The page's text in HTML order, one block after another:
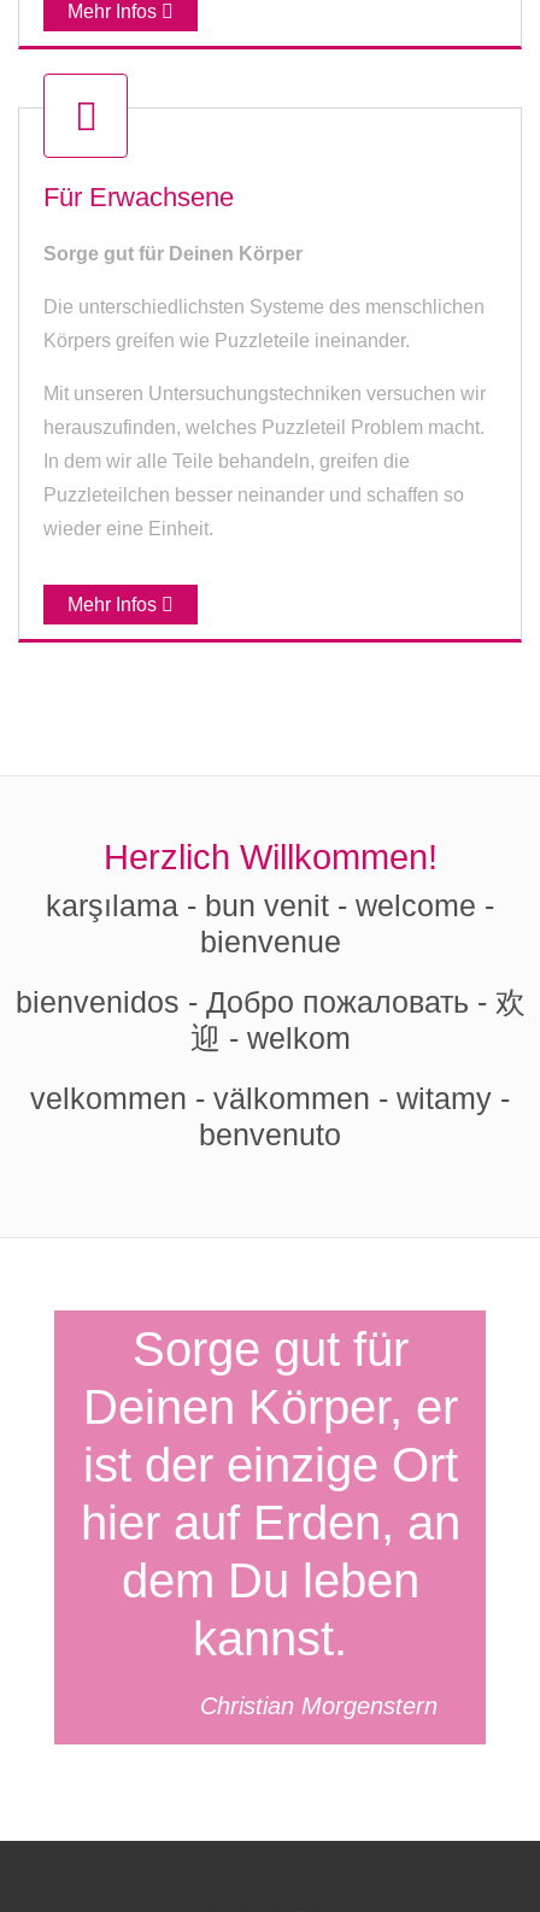
Mehr Infos
Für Erwachsene
Sorge gut für Deinen Körper
Die unterschiedlichsten Systeme des menschlichen
Körpers greifen wie Puzzleteile ineinander.
Mit unseren Untersuchungstechniken versuchen wir
herauszufinden, welches Puzzleteil Problem macht.
In dem wir alle Teile behandeln, greifen die
Puzzleteilchen besser neinander und schaffen so
wieder eine Einheit.
Mehr Infos
Herzlich Willkommen!
karşılama - bun venit - welcome -
bienvenue
bienvenidos - Добро пожаловать - 欢
迎 - welkom
velkommen - välkommen - witamy -
benvenuto
Sorge gut für
Deinen Körper, er
ist der einzige Ort
hier auf Erden, an
dem Du leben
kannst.
Christian Morgenstern